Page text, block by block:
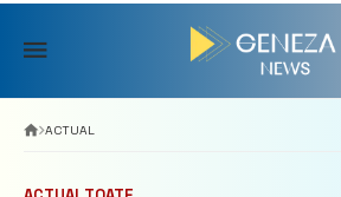
Skip
content
ACTUAL